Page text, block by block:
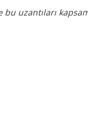
bu uzantıları